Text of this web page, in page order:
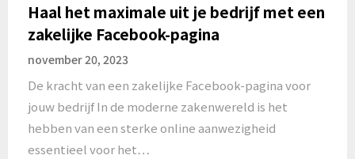
Haal het maximale uit je bedrijf met een
zakelijke Facebook-pagina
november 20, 2023
De kracht van een zakelijke Facebook-pagina voor
jouw bedrijf In de moderne zakenwereld is het
hebben van een sterke online aanwezigheid
essentieel voor het…